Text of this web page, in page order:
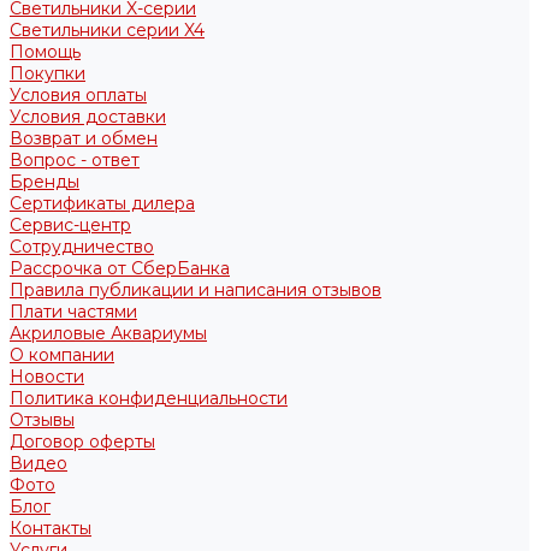
Светильники X-серии
Светильники серии X4
Помощь
Покупки
Условия оплаты
Условия доставки
Возврат и обмен
Вопрос - ответ
Бренды
Сертификаты дилера
Сервис-центр
Сотрудничество
Рассрочка от СберБанка
Правила публикации и написания отзывов
Плати частями
Акриловые Аквариумы
О компании
Новости
Политика конфиденциальности
Отзывы
Договор оферты
Видео
Фото
Блог
Контакты